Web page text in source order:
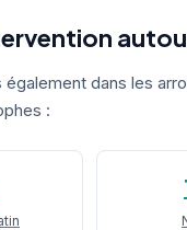
également dans les
: